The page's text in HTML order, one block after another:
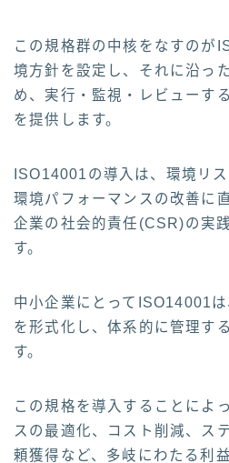
この規格群の中核をなすのが
境方針を設定し、それに沿っ
め、実行・監視・レビューす
を提供します。
ISO14001の導入は、環境リ
環境パフォーマンスの改善に
企業の社会的責任(CSR)の実
す。
中小企業にとってISO14001
を形式化し、体系的に管理す
す。
この規格を導入することによ
スの最適化、コスト削減、ス
頼獲得など、多岐にわたる利